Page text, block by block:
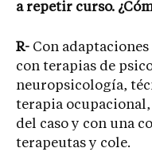
a repetir curso.
R- Con
con terapias de
neuropsicología,
terapia
del caso y con una
terapeutas y cole.